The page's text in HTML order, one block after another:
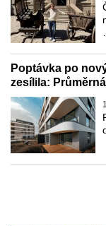
Poptávka po
zesílila: